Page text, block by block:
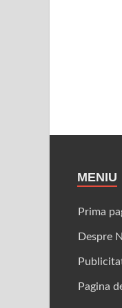
MENIU
Prima
Despre
Pagina